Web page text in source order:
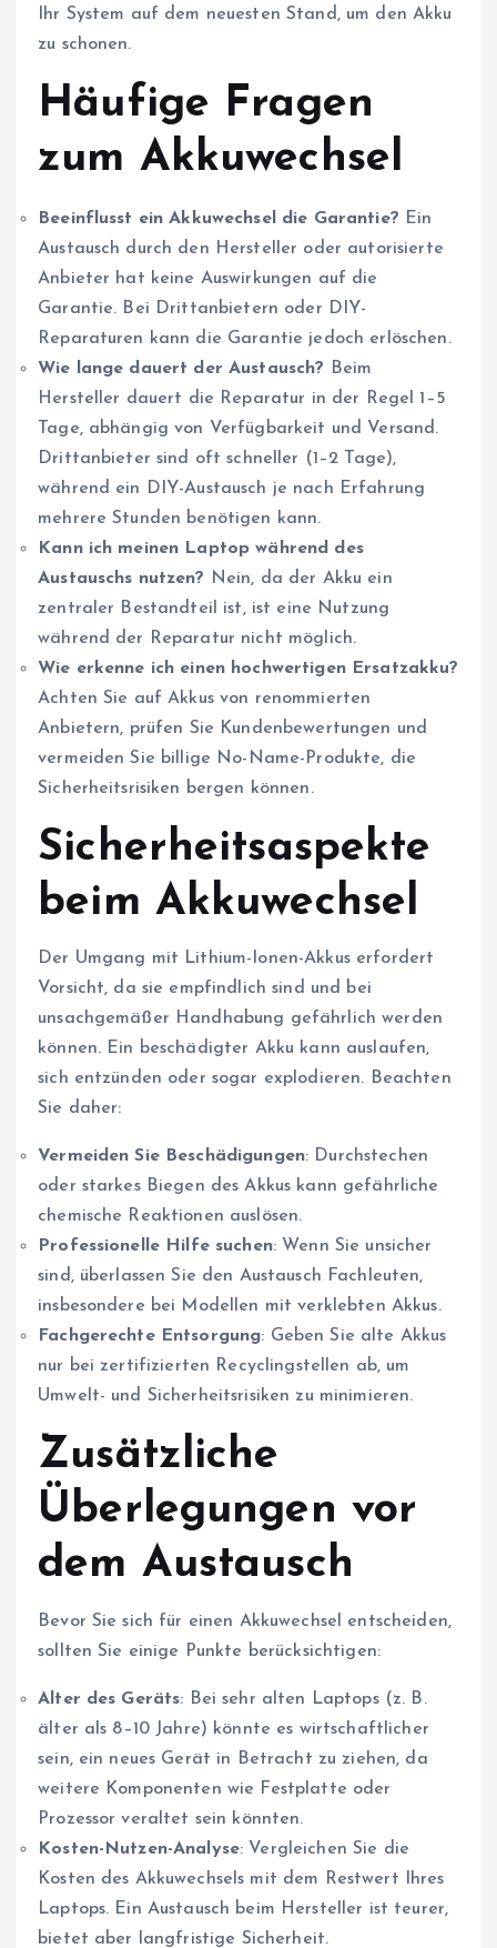
Ihr System auf dem neuesten Stand, um den Akku
zu schonen.
Häufige Fragen
zum Akkuwechsel
Beeinflusst ein Akkuwechsel die Garantie? Ein
Austausch durch den Hersteller oder autorisierte
Anbieter hat keine Auswirkungen auf die
Garantie. Bei Drittanbietern oder DIY-
Reparaturen kann die Garantie jedoch erlöschen.
Wie lange dauert der Austausch? Beim
Hersteller dauert die Reparatur in der Regel 1–5
Tage, abhängig von Verfügbarkeit und Versand.
Drittanbieter sind oft schneller (1–2 Tage),
während ein DIY-Austausch je nach Erfahrung
mehrere Stunden benötigen kann.
Kann ich meinen Laptop während des
Austauschs nutzen?
Nein, da der Akku ein
zentraler Bestandteil ist, ist eine Nutzung
während der Reparatur nicht möglich.
Wie erkenne ich einen hochwertigen Ersatzakku?
Achten Sie auf Akkus von renommierten
Anbietern, prüfen Sie Kundenbewertungen und
vermeiden Sie billige No-Name-Produkte, die
Sicherheitsrisiken bergen können.
Sicherheitsaspekte
beim Akkuwechsel
Der Umgang mit Lithium-Ionen-Akkus erfordert
Vorsicht, da sie empfindlich sind und bei
unsachgemäßer Handhabung gefährlich werden
können. Ein beschädigter Akku kann auslaufen,
sich entzünden oder sogar explodieren. Beachten
Sie daher:
Vermeiden Sie Beschädigungen: Durchstechen
oder starkes Biegen des Akkus kann gefährliche
chemische Reaktionen auslösen.
Professionelle Hilfe suchen: Wenn Sie unsicher
sind, überlassen Sie den Austausch Fachleuten,
insbesondere bei Modellen mit verklebten Akkus.
Fachgerechte Entsorgung: Geben Sie alte Akkus
nur bei zertifizierten Recyclingstellen ab, um
Umwelt- und Sicherheitsrisiken zu minimieren.
Zusätzliche
Überlegungen vor
dem Austausch
Bevor Sie sich für einen Akkuwechsel entscheiden,
sollten Sie einige Punkte berücksichtigen:
Alter des Geräts: Bei sehr alten Laptops (z. B.
älter als 8–10 Jahre) könnte es wirtschaftlicher
sein, ein neues Gerät in Betracht zu ziehen, da
weitere Komponenten wie Festplatte oder
Prozessor veraltet sein könnten.
Kosten-Nutzen-Analyse: Vergleichen Sie die
Kosten des Akkuwechsels mit dem Restwert Ihres
Laptops. Ein Austausch beim Hersteller ist teurer,
bietet aber langfristige Sicherheit.